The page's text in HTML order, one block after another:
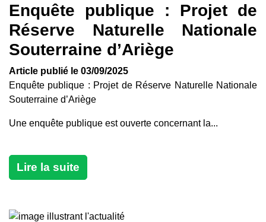
Enquête publique : Projet de
Réserve Naturelle Nationale
Souterraine d’Ariège
Article publié le 03/09/2025
Enquête publique : Projet de Réserve Naturelle Nationale
Souterraine d’Ariège
Une enquête publique est ouverte concernant la...
Lire la suite